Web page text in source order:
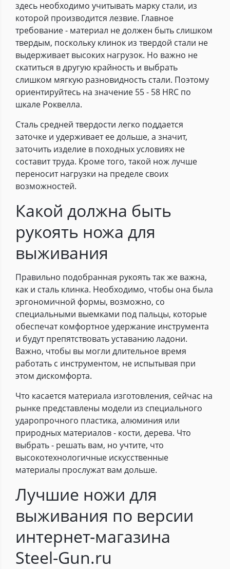
здесь необходимо учитывать марку стали, из
которой производится лезвие. Главное
требование - материал не должен быть слишком
твердым, поскольку клинок из твердой стали не
выдерживает высоких нагрузок. Но важно не
скатиться в другую крайность и выбрать
слишком мягкую разновидность стали. Поэтому
ориентируйтесь на значение 55 - 58 HRC по
шкале Роквелла.
Сталь средней твердости легко поддается
заточке и удерживает ее дольше, а значит,
заточить изделие в походных условиях не
составит труда. Кроме того, такой нож лучше
переносит нагрузки на пределе своих
возможностей.
Какой должна быть
рукоять ножа для
выживания
Правильно подобранная рукоять так же важна,
как и сталь клинка. Необходимо, чтобы она была
эргономичной формы, возможно, со
специальными выемками под пальцы, которые
обеспечат комфортное удержание инструмента
и будут препятствовать уставанию ладони.
Важно, чтобы вы могли длительное время
работать с инструментом, не испытывая при
этом дискомфорта.
Что касается материала изготовления, сейчас на
рынке представлены модели из специального
ударопрочного пластика, алюминия или
природных материалов - кости, дерева. Что
выбрать - решать вам, но учтите, что
высокотехнологичные искусственные
материалы прослужат вам дольше.
Лучшие ножи для
выживания по версии
интернет-магазина
Steel-Gun.ru